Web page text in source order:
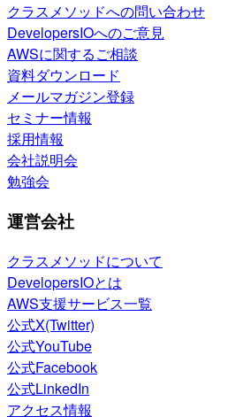
クラスメソッドへの問い合わせ
DevelopersIOへのご意見
AWSに関するご相談
資料ダウンロード
メールマガジン登録
セミナー情報
採用情報
会社説明会
勉強会
運営会社
クラスメソッドについて
DevelopersIOとは
AWS支援サービス一覧
公式X(Twitter)
公式YouTube
公式Facebook
公式LinkedIn
アクセス情報